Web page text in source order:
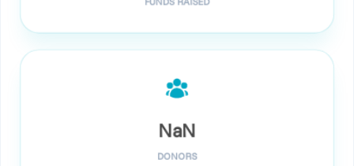
FUNDS RAISED
NaN
DONORS